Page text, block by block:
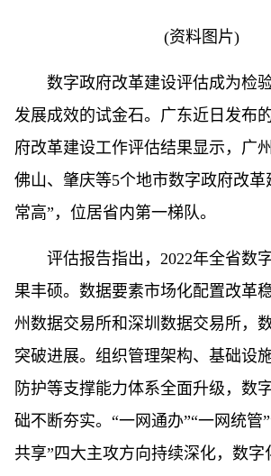
(资料图片)
数字政府改革建设评估成为检
发展成效的试金石。广东近日发布
府改革建设工作评估结果显示，广
佛山、肇庆等5个地市数字政府改革
常高”，位居省内第一梯队。
评估报告指出，2022年全省数
果丰硕。数据要素市场化配置改革
州数据交易所和深圳数据交易所，
突破进展。组织管理架构、基础设
防护等支撑能力体系全面升级，数
础不断夯实。“一网通办”“一网统管
共享”四大主攻方向持续深化，数字